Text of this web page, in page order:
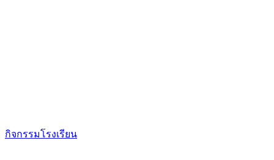
กิจกรรมโรงเรียน